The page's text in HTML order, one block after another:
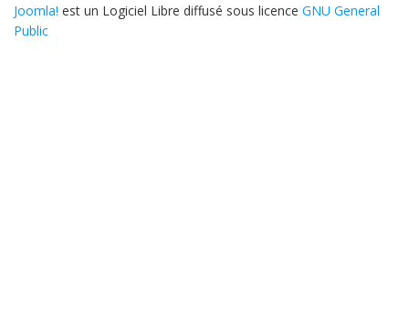
Joomla! est un Logiciel Libre diffusé sous licence GNU General
Public